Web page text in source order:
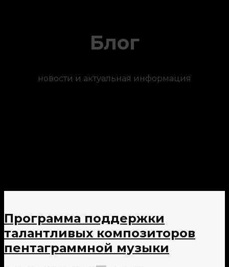
Блог
новости и актуальная информация
Программа поддержки
талантливых композиторов
пентаграммной музыки